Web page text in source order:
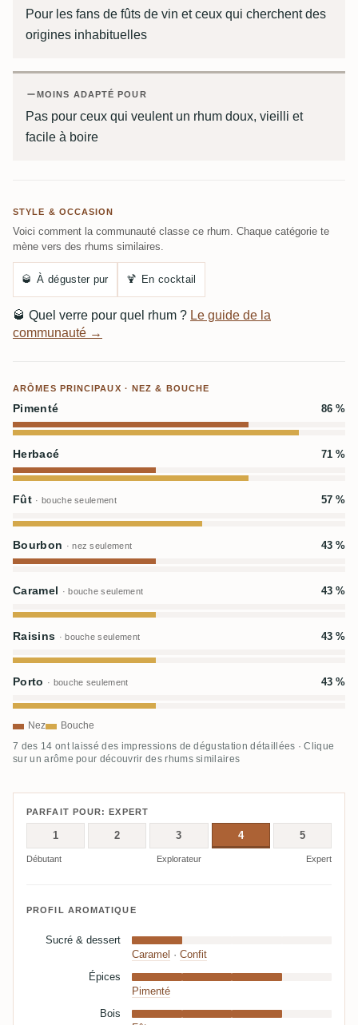
Pour les fans de fûts de vin et ceux qui cherchent des
origines inhabituelles
MOINS ADAPTÉ POUR
Pas pour ceux qui veulent un rhum doux, vieilli et
facile à boire
STYLE & OCCASION
Voici comment la communauté classe ce rhum. Chaque catégorie te
mène vers des rhums similaires.
🥃 À déguster pur 🍹 En cocktail
🥃 Quel verre pour quel rhum ? Le guide de la
communauté →
ARÔMES PRINCIPAUX · NEZ & BOUCHE
Pimenté 86 %
Herbacé 71 %
Fût · bouche seulement 57 %
Bourbon · nez seulement 43 %
Caramel · bouche seulement 43 %
Raisins · bouche seulement 43 %
Porto · bouche seulement 43 %
Nez Bouche
7 des 14 ont laissé des impressions de dégustation détaillées · Clique
sur un arôme pour découvrir des rhums similaires
PARFAIT POUR: EXPERT
1 2 3 4 5
Débutant Explorateur Expert
PROFIL AROMATIQUE
Sucré & dessert
Caramel · Confit
Épices
Pimenté
Bois